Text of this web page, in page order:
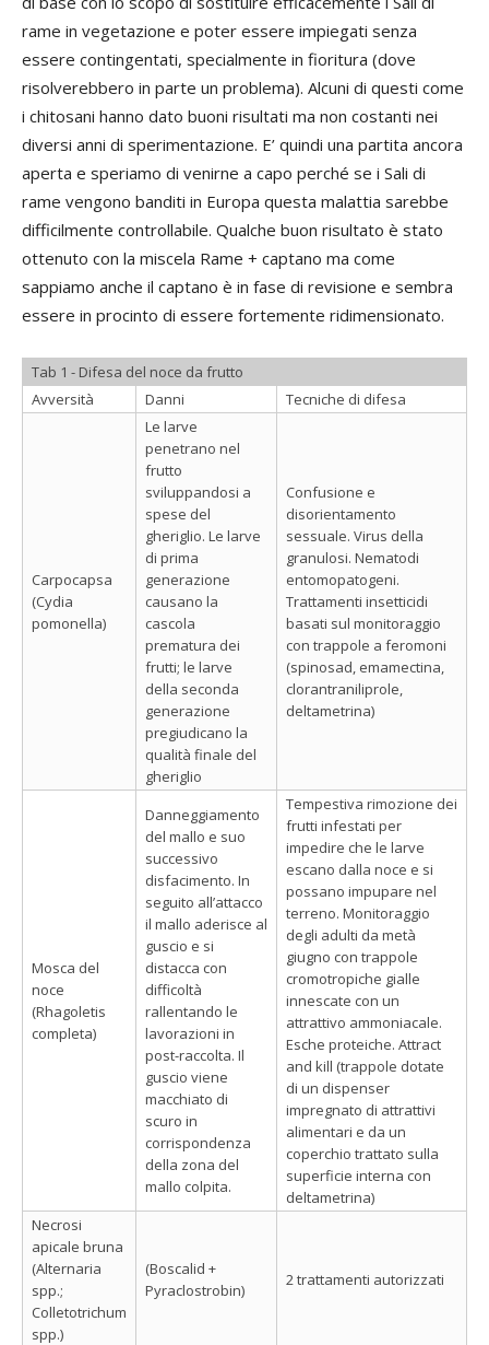
rame in vegetazione e poter essere impiegati senza
essere contingentati, specialmente in fioritura (dove
risolverebbero in parte un problema). Alcuni di questi come
i chitosani hanno dato buoni risultati ma non costanti nei
diversi anni di sperimentazione. E’ quindi una partita ancora
aperta e speriamo di venirne a capo perché se i Sali di
rame vengono banditi in Europa questa malattia sarebbe
difficilmente controllabile. Qualche buon risultato è stato
ottenuto con la miscela Rame + captano ma come
sappiamo anche il captano è in fase di revisione e sembra
essere in procinto di essere fortemente ridimensionato.
Tab 1 - Difesa del noce da frutto
Avversità
Danni Tecniche di difesa
Carpocapsa
(Cydia
pomonella)
Le larve
penetrano nel
frutto
sviluppandosi a
spese del
gheriglio. Le larve
di prima
generazione
causano la
cascola
prematura dei
frutti; le larve
della seconda
generazione
pregiudicano la
qualità finale del
gheriglio
Confusione e
disorientamento
sessuale. Virus della
granulosi. Nematodi
entomopatogeni.
Trattamenti insetticidi
basati sul monitoraggio
con trappole a feromoni
(spinosad, emamectina,
clorantraniliprole,
deltametrina)
Mosca del
noce
(Rhagoletis
completa)
Danneggiamento
del mallo e suo
successivo
disfacimento. In
seguito all’attacco
il mallo aderisce al
guscio e si
distacca con
difficoltà
rallentando le
lavorazioni in
post-raccolta. Il
guscio viene
macchiato di
scuro in
corrispondenza
della zona del
mallo colpita.
Tempestiva rimozione dei
frutti infestati per
impedire che le larve
escano dalla noce e si
possano impupare nel
terreno. Monitoraggio
degli adulti da metà
giugno con trappole
cromotropiche gialle
innescate con un
attrattivo ammoniacale.
Esche proteiche. Attract
and kill (trappole dotate
di un dispenser
impregnato di attrattivi
alimentari e da un
coperchio trattato sulla
superficie interna con
deltametrina)
Necrosi
apicale bruna
(Alternaria
spp.;
Colletotrichum
spp.)
(Boscalid +
Pyraclostrobin)
2 trattamenti autorizzati